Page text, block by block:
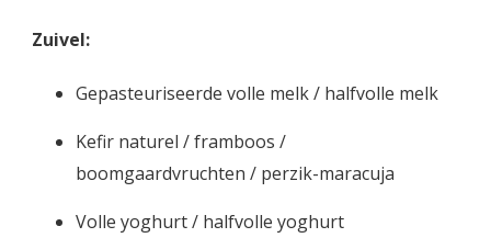
Zuivel:
Gepasteuriseerde volle melk / halfvolle melk
Kefir naturel / framboos /
boomgaardvruchten / perzik-maracuja
Volle yoghurt / halfvolle yoghurt